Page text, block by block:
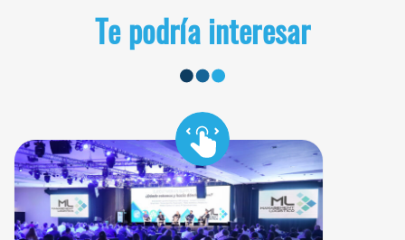
Te podría interesar